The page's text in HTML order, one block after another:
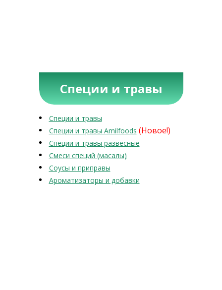
Специи и травы
Специи и травы
Специи и травы Amilfoods (Новое!)
Специи и травы развесные
Смеси специй (масалы)
Соусы и приправы
Ароматизаторы и добавки